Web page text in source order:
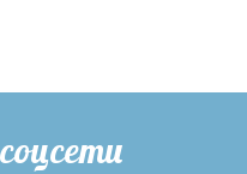
соцсети